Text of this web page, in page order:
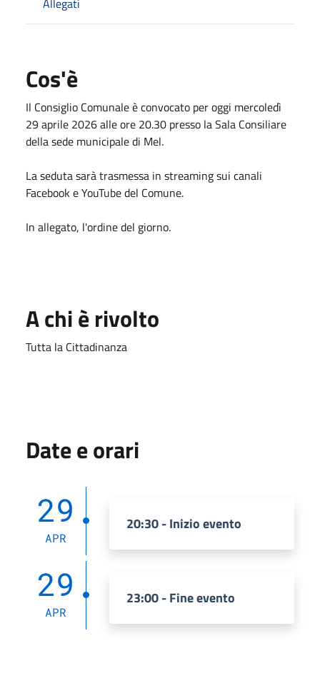
Cos'è
Il Consiglio Comunale è convocato per oggi mercoledì
29 aprile 2026 alle ore 20.30 presso la Sala Consiliare
della sede municipale di Mel.
La seduta sarà trasmessa in streaming sui canali
Facebook e YouTube del Comune.
In allegato, l'ordine del giorno.
A chi è rivolto
Tutta la Cittadinanza
Date e orari
29
APR
20:30 - Inizio evento
29
APR
23:00 - Fine evento